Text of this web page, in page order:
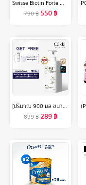
Swisse Biotin Forte With Vitamin C + Zinc สวิสเซ ไบโอติน + ซิงค์
790฿ 550฿
[ปริมาณ 900 มล ขนาดขายดี！] Cokki anti-hair loss shampoo ยาสระผม ลดผมขาดหลุดร่วง
899฿289฿